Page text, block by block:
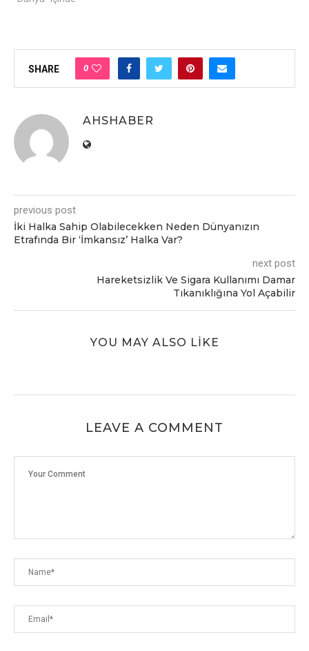
SHARE 0
AHSHABER
previous post
İki Halka Sahip Olabilecekken Neden Dünyanızın
Etrafında Bir ‘İmkansız’ Halka Var?
next post
Hareketsizlik Ve Sigara Kullanımı Damar
Tıkanıklığına Yol Açabilir
YOU MAY ALSO LIKE
LEAVE A COMMENT